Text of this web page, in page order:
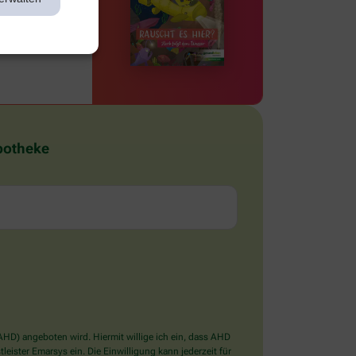
angeboten wird. Hiermit willige ich ein, dass AHD
Emarsys ein. Die Einwilligung kann jederzeit für